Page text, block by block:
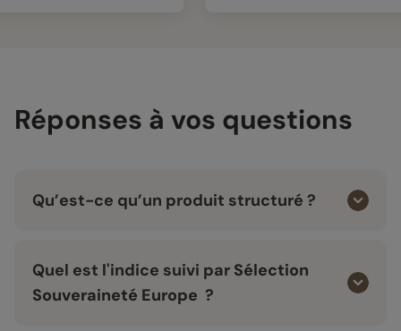
Réponses à vos questions
Qu’est-ce qu’un produit structuré ?
Quel est l'indice suivi par Sélection
Souveraineté Europe ?